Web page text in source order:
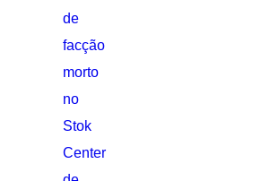
de
facção
morto
no
Stok
Center